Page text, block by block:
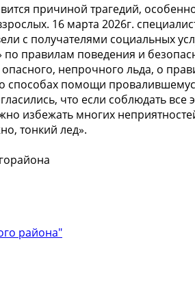
причиной трагедий,
16 марта 2026г.
с получателями социальных
по правилам поведения и
непрочного льда, о
способах помощи
что если соблюдать
избежать многих
тонкий лед».
района"